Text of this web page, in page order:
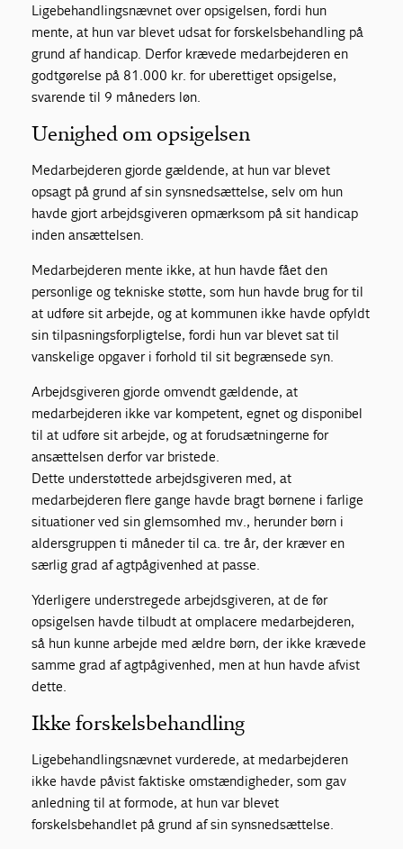
Ligebehandlingsnævnet over opsigelsen, fordi hun
mente, at hun var blevet udsat for forskelsbehandling på
grund af handicap. Derfor krævede medarbejderen en
godtgørelse på 81.000 kr. for uberettiget opsigelse,
svarende til 9 måneders løn.
Uenighed om opsigelsen
Medarbejderen gjorde gældende, at hun var blevet
opsagt på grund af sin synsnedsættelse, selv om hun
havde gjort arbejdsgiveren opmærksom på sit handicap
inden ansættelsen.
Medarbejderen mente ikke, at hun havde fået den
personlige og tekniske støtte, som hun havde brug for til
at udføre sit arbejde, og at kommunen ikke havde opfyldt
sin tilpasningsforpligtelse, fordi hun var blevet sat til
vanskelige opgaver i forhold til sit begrænsede syn.
Arbejdsgiveren gjorde omvendt gældende, at
medarbejderen ikke var kompetent, egnet og disponibel
til at udføre sit arbejde, og at forudsætningerne for
ansættelsen derfor var bristede.
Dette understøttede arbejdsgiveren med, at
medarbejderen flere gange havde bragt børnene i farlige
situationer ved sin glemsomhed mv., herunder børn i
aldersgruppen ti måneder til ca. tre år, der kræver en
særlig grad af agtpågivenhed at passe.
Yderligere understregede arbejdsgiveren, at de før
opsigelsen havde tilbudt at omplacere medarbejderen,
så hun kunne arbejde med ældre børn, der ikke krævede
samme grad af agtpågivenhed, men at hun havde afvist
dette.
Ikke forskelsbehandling
Ligebehandlingsnævnet vurderede, at medarbejderen
ikke havde påvist faktiske omstændigheder, som gav
anledning til at formode, at hun var blevet
forskelsbehandlet på grund af sin synsnedsættelse.